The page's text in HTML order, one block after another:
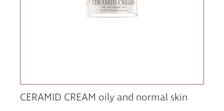
CERAMID CREAM oily and normal skin